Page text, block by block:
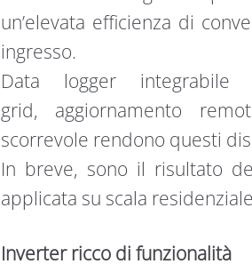
un’elevata efficienza di
ingresso.
Data logger
grid, aggiornamento
scorrevole rendono questi
In breve, sono il risultato
applicata su scala
Inverter ricco di funzionalità